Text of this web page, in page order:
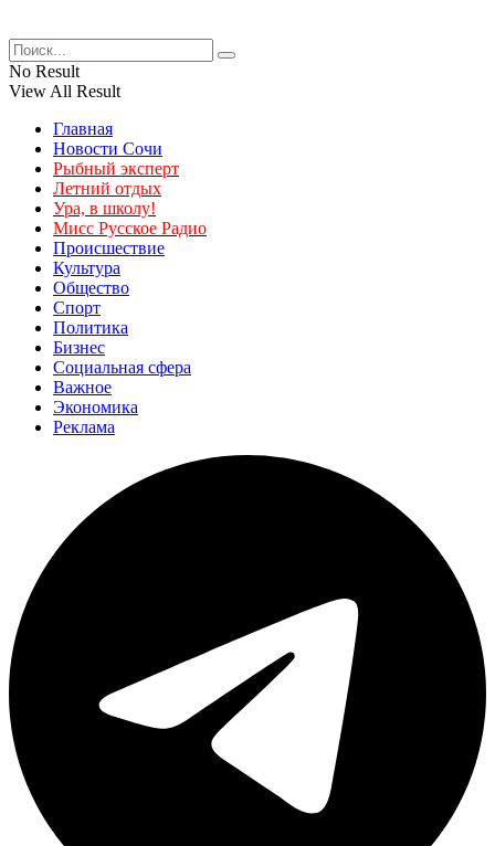
No Result
View All Result
Главная
Новости Сочи
Рыбный эксперт
Летний отдых
Ура, в школу!
Мисс Русское Радио
Происшествие
Культура
Общество
Спорт
Политика
Бизнес
Социальная сфера
Важное
Экономика
Реклама